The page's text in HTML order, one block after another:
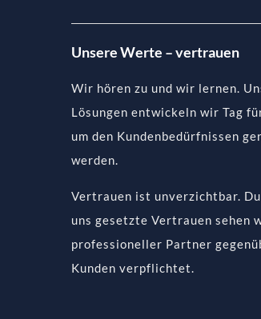
Unsere Werte – vertrauen
Wir hören zu und wir lernen.
Lösungen entwickeln wir Tag
um den Kundenbedürfnissen
werden.
Vertrauen ist unverzichtbar.
uns gesetzte Vertrauen sehen
professioneller Partner
Kunden verpflichtet.